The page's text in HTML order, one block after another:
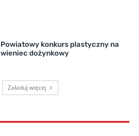
Powiatowy konkurs plastyczny na
wieniec dożynkowy
Załaduj więcej